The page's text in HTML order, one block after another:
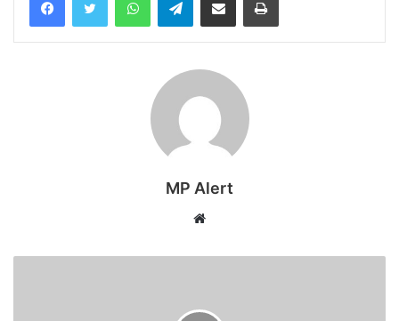
MP Alert
Website